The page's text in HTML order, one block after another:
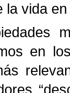
la vida
en